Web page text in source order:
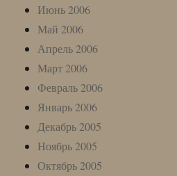
Июнь 2006
Май 2006
Апрель 2006
Март 2006
Февраль 2006
Январь 2006
Декабрь 2005
Ноябрь 2005
Октябрь 2005